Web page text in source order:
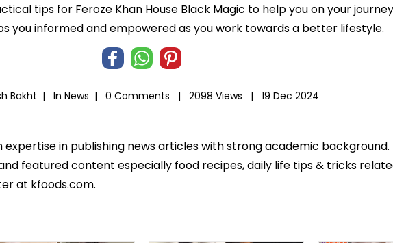
tips for Feroze Khan House Black Magic to help you on your
you informed and empowered as you work towards a better lifestyle.
Bakht | In News | 0 Comments | 2098 Views | 19 Dec 2024
in publishing news articles with strong academic background.
featured content especially food recipes, daily life tips & tricks
at kfoods.com.